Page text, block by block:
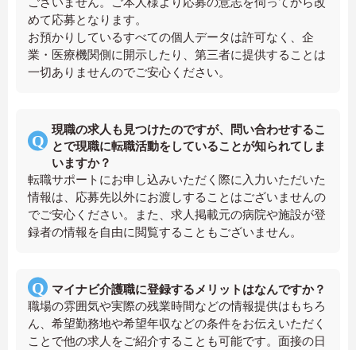
めて応募となります。
お預かりしているすべての個人データは許可なく、企
業・医療機関側に開示したり、第三者に提供することは
一切ありませんのでご安心ください。
現職の求人も見つけたのですが、問い合わせするこ
とで現職に転職活動をしていることが知られてしま
いますか？
転職サポートにお申し込みいただく際に入力いただいた
情報は、応募先以外にお渡しすることはございませんの
でご安心ください。また、求人掲載元の病院や施設が登
録者の情報を自由に閲覧することもございません。
マイナビ介護職に登録するメリットはなんですか？
職場の雰囲気や実際の残業時間などの情報提供はもちろ
ん、希望勤務地や希望年収などの条件をお伝えいただく
ことで他の求人をご紹介することも可能です。面接の日